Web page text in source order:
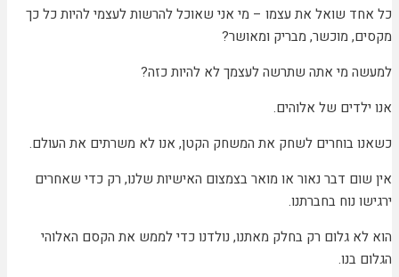
שואל את עצמו – מי אני שאוכל להרשות לעצמי להיות כל כך
מוכשר, מבריק ומאושר?
מי אתה שתרשה לעצמך לא להיות כזה?
של אלוהים.
בוחרים לשחק את המשחק הקטן, אנו לא משרתים את העולם.
דבר נאור או מואר בצמצום האישיות שלנו, רק כדי שאחרים
נוח בחברתנו.
גלום רק בחלק מאתנו, נולדנו כדי לממש את הקסם האלוהי